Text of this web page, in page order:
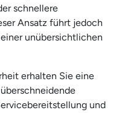
schnellere
Ansatz führt jedoch
unübersichtlichen
erhalten Sie eine
und